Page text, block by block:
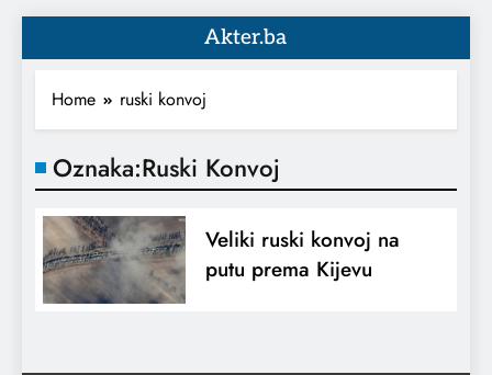
Akter.ba
Home ruski konvoj
Oznaka:Ruski Konvoj
Veliki ruski konvoj na
putu prema Kijevu